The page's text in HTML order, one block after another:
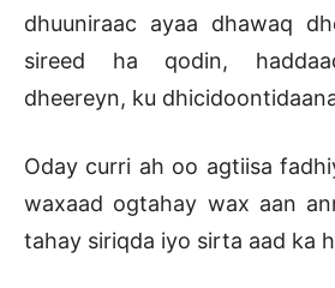
dhuuniraac ayaa dhawaq
sireed ha qodin,
dheereyn, ku
Oday curri ah oo agtiisa
waxaad ogtahay wax aan
tahay siriqda iyo sirta aad ka